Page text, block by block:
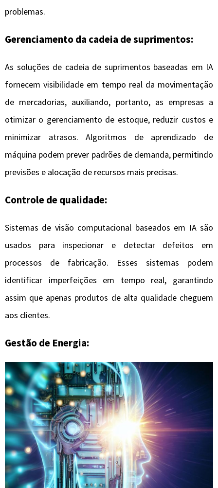
problemas.
Gerenciamento da cadeia de suprimentos:
As soluções de cadeia de suprimentos baseadas em IA
fornecem visibilidade em tempo real da movimentação
de mercadorias, auxiliando, portanto, as empresas a
otimizar o gerenciamento de estoque, reduzir custos e
minimizar atrasos. Algoritmos de aprendizado de
máquina podem prever padrões de demanda, permitindo
previsões e alocação de recursos mais precisas.
Controle de qualidade:
Sistemas de visão computacional baseados em IA são
usados ​​para inspecionar e detectar defeitos em
processos de fabricação. Esses sistemas podem
identificar imperfeições em tempo real, garantindo
assim que apenas produtos de alta qualidade cheguem
aos clientes.
Gestão de Energia: